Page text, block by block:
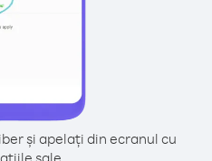
și apelați din ecranul cu
sale